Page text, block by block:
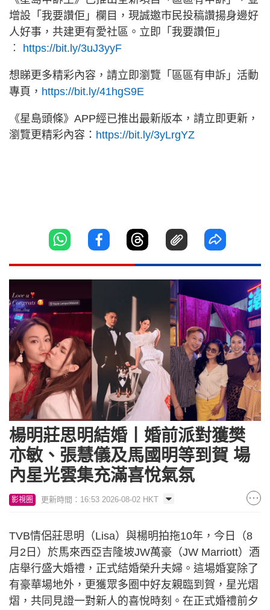
增設「我要讚佢」欄目，現誠邀市民投稿讚揚身邊好
人好事，共建更有愛社區。立即「我要讚佢」
︰ https://bit.ly/3uJ3yyF
想睇更多精彩內容，請立即瀏覽「區區有申訴」活動
專頁， https://bit.ly/41hgS9E
《星島頭條》APP經已推出最新版本，請立即更新，
瀏覽更精彩內容： https://bit.ly/3yLrgYZ
楊明莊思明結婚丨婚前派對獲樊
亦敏、張慧儀及馬國明等到賀 場
內星光雲集充滿喜悅氣氛
影視圈 更新時間：16:53 2026-08-02 HKT
TVB情侶莊思明（Lisa）與楊明拍拖10年，今日（8
月2日）於馬來西亞吉隆坡JW萬豪（JW Marriott）酒
店舉行盛大婚禮，正式結婚榮升夫婦。這場婚宴除了
有豪華場地外，更獲眾多圈中好友親臨到賀，星光熠
熠，共同見證一對新人的喜悅時刻。在正式婚禮前夕